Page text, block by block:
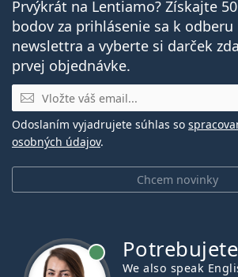
Prvýkrát na Lentiamo? Získajte
bodov za prihlásenie sa k odberu
newslettra a vyberte si darček
prvej objednávke.
E-mail
Chcem novinky
Odoslaním vyjadrujete súhlas so
osobných údajov.
We also speak